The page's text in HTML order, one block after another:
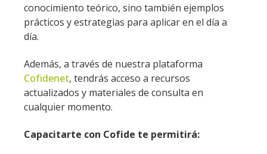
conocimiento teórico, sino también ejemplos
prácticos y estrategias para aplicar en el día a
día.
Además, a través de nuestra plataforma
Cofidenet, tendrás acceso a recursos
actualizados y materiales de consulta en
cualquier momento.
Capacitarte con Cofide te permitirá: